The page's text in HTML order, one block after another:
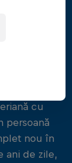
finală
cu
persoană
nou în
ani de zile,